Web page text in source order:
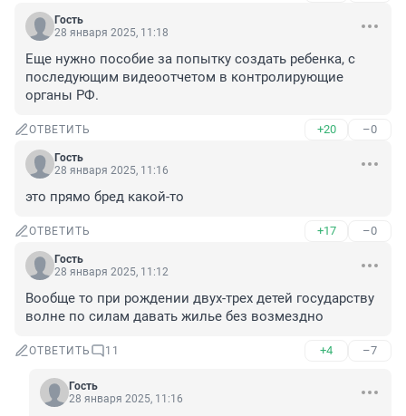
Гость
28 января 2025, 11:18
Еще нужно пособие за попытку создать ребенка, с
последующим видеоотчетом в контролирующие
органы РФ.
ОТВЕТИТЬ +20 –0
Гость
28 января 2025, 11:16
это прямо бред какой-то
ОТВЕТИТЬ +17 –0
Гость
28 января 2025, 11:12
Вообще то при рождении двух-трех детей государству
волне по силам давать жилье без возмездно
ОТВЕТИТЬ 11 +4 –7
Гость
28 января 2025, 11:16